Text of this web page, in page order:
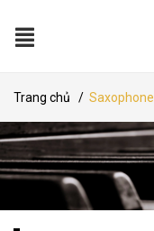
Trang chủ / Saxophone